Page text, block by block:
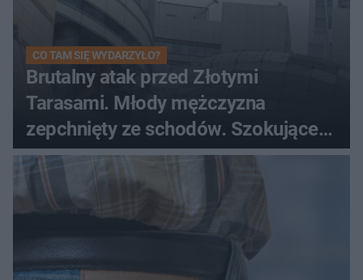
CO TAM SIĘ WYDARZYŁO?
Brutalny atak przed Złotymi
Tarasami. Młody mężczyzna
zepchnięty ze schodów. Szokujące
nagranie krąży po sieci